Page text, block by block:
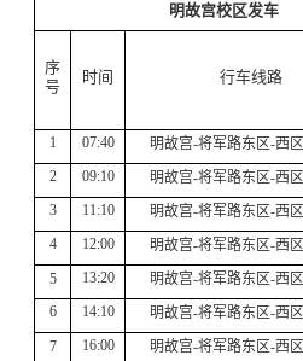
明故宫校区发车
序
号
时间 行车线路
1 07:40 明故宫-将军路东区-西区
2
09:10 明故宫-将军路东区-西区
3
11:10 明故宫-将军路东区-西区
4
12:00 明故宫-将军路东区-西区
5 13:20 明故宫-将军路东区-西区
6
14:10 明故宫-将军路东区-西区
7 16:00 明故宫-将军路东区-西区